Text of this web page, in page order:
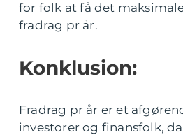
for folk at få det
fradrag pr år.
Konklusion:
Fradrag pr år er et
investorer og finansfolk,